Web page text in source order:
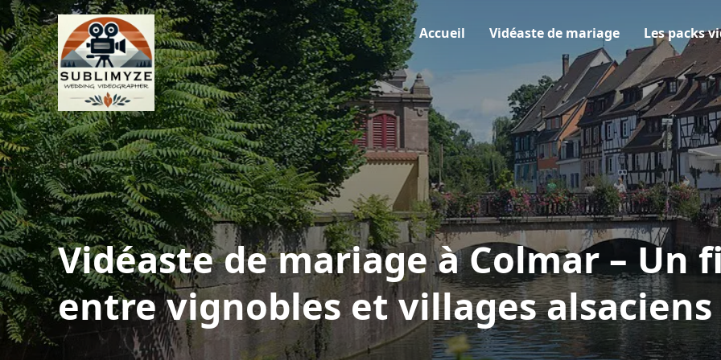
Accueil Vidéaste de mariage Les packs
Vidéaste de mariage à Colmar – Un
entre vignobles et villages alsaciens